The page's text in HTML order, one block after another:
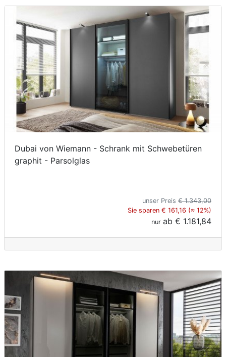
Dubai von Wiemann - Schrank mit Schwebetüren
graphit - Parsolglas
unser Preis € 1.343,00
Sie sparen € 161,16 (≈ 12%)
nur ab € 1.181,84